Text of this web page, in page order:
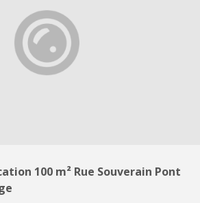
100 m² Rue Souverain Pont